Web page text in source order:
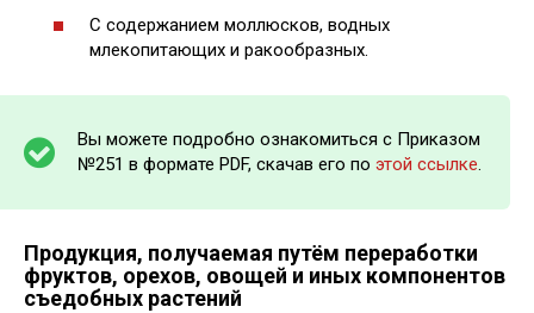
С содержанием моллюсков, водных
млекопитающих и ракообразных.
Вы можете подробно ознакомиться с Приказом
№251 в формате PDF, скачав его по этой ссылке.
Продукция, получаемая путём переработки
фруктов, орехов, овощей и иных компонентов
съедобных растений